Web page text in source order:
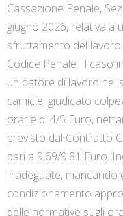
Cassazione Penale,
giugno 2026, relativa a
sfruttamento del
Codice Penale. Il caso
un datore di lavoro nel
camicie, giudicato
orarie di 4/5 Euro,
previsto dal Contratto
pari a 9,69/9,81 Euro.
inadeguate, mancando
condizionamento
delle normative sugli